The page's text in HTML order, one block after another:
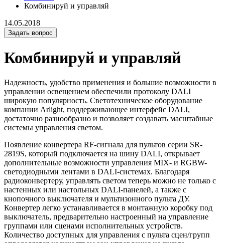
Комбинируй и управляй
14.05.2018
Задать вопрос
Комбинируй и управляй
Надежность, удобство применения и большие возможности в
управлении освещением обеспечили протоколу DALI
широкую популярность. Светотехническое оборудование
компании Arlight, поддерживающее интерфейс DALI,
достаточно разнообразно и позволяет создавать масштабные
системы управления светом.
Появление конвертера RF-сигнала для пультов серии SR-
2819S, который подключается на шину DALI, открывает
дополнительные возможности управления MIX- и RGBW-
светодиодными лентами в DALI-системах. Благодаря
радиоконвертеру, управлять светом теперь можно не только с
настенных или настольных DALI-панелей, а также с
кнопочного выключателя и мультизонного пульта ДУ.
Конвертер легко устанавливается в монтажную коробку под
выключатель, предварительно настроенный на управление
группами или сценами исполнительных устройств.
Количество доступных для управления с пульта сцен/групп